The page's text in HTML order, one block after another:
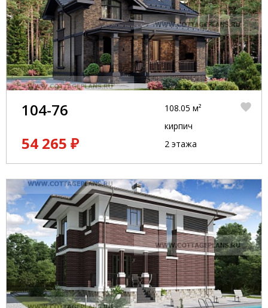
104-76
54 265 ₽
108.05 м²
кирпич
2 этажа